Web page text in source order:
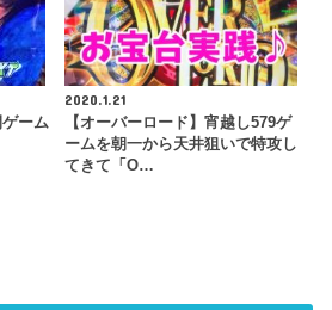
ーム
2020.1.21
【オーバーロード】宵越し579ゲ
ームを朝一から天井狙いで特攻し
てきて「O…